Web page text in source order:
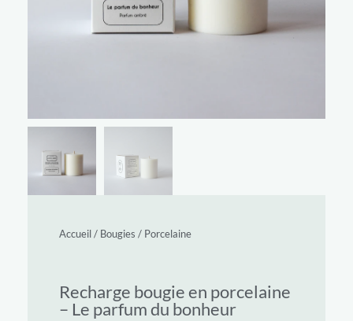
Accueil/ Bougies / Porcelaine
Recharge bougie en porcelaine
– Le parfum du bonheur